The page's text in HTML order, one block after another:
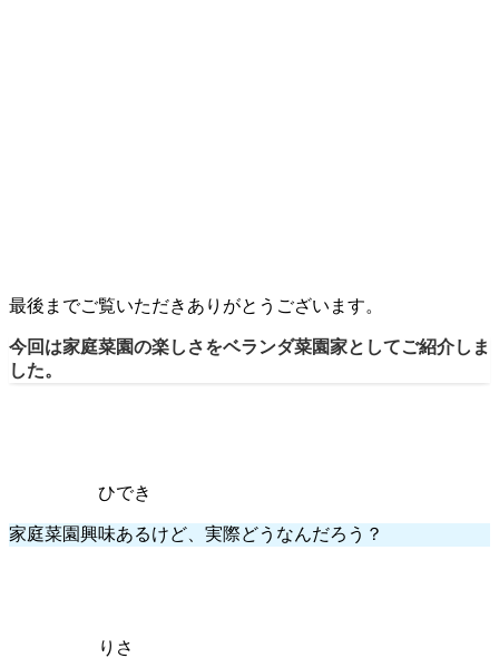
最後までご覧いただきありがとうございます。
今回は家庭菜園の楽しさをベランダ菜園家としてご紹介しま
した。
ひでき
家庭菜園興味あるけど、実際どうなんだろう？
りさ